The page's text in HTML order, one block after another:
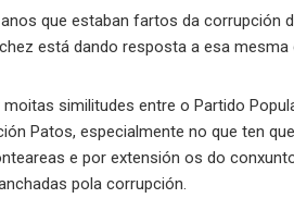
que estaban fartos da corrupción
está dando resposta a esa mesma
moitas similitudes entre o Partido
Patos, especialmente no que ten
e por extensión os do
pola corrupción.